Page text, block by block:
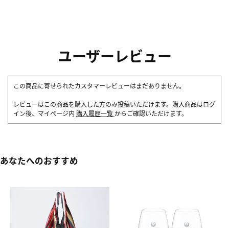
ユーザーレビュー
この商品に寄せられたカスタマーレビューはまだありません。
レビューはこの商品を購入した方のみ投稿いただけます。購入商品はログ
イン後、マイページ内 購入履歴一覧 からご確認いただけます。
あなたへのおすすめ